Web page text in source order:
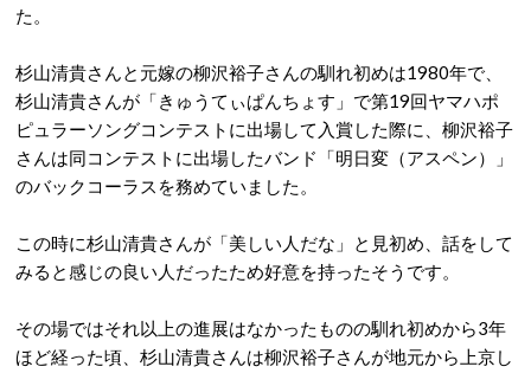
た。
杉山清貴さんと元嫁の柳沢裕子さんの馴れ初めは1980年で、
杉山清貴さんが「きゅうてぃぱんちょす」で第19回ヤマハポ
ピュラーソングコンテストに出場して入賞した際に、柳沢裕子
さんは同コンテストに出場したバンド「明日変（アスペン）」
のバックコーラスを務めていました。
この時に杉山清貴さんが「美しい人だな」と見初め、話をして
みると感じの良い人だったため好意を持ったそうです。
その場ではそれ以上の進展はなかったものの馴れ初めから3年
ほど経った頃、杉山清貴さんは柳沢裕子さんが地元から上京し